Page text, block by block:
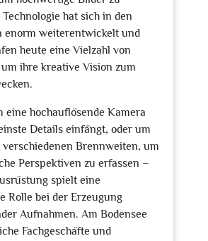
hat sich in den
enorm weiterentwickelt und
heute eine Vielzahl von
ihre kreative Vision zum
eine hochauflösende Kamera
Details einfängt, oder um
Brennweiten, um
Perspektiven zu erfassen –
spielt eine
Rolle bei der Erzeugung
Aufnahmen. Am Bodensee
Fachgeschäfte und